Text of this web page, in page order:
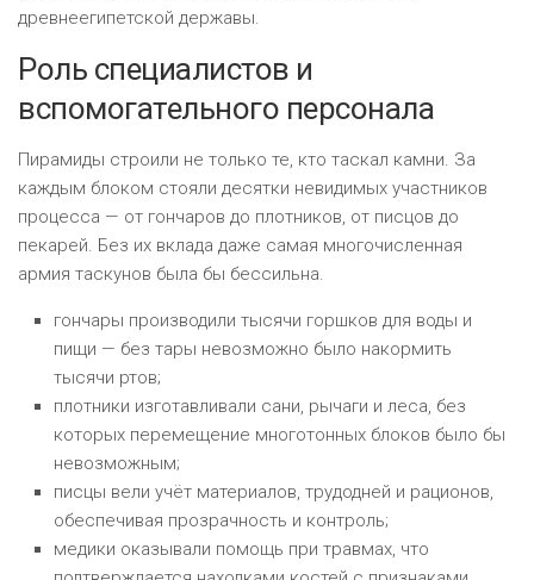
древнеегипетской державы.
Роль специалистов и
вспомогательного персонала
Пирамиды строили не только те, кто таскал камни. За
каждым блоком стояли десятки невидимых участников
процесса — от гончаров до плотников, от писцов до
пекарей. Без их вклада даже самая многочисленная
армия таскунов была бы бессильна.
гончары производили тысячи горшков для воды и
пищи — без тары невозможно было накормить
тысячи ртов;
плотники изготавливали сани, рычаги и леса, без
которых перемещение многотонных блоков было бы
невозможным;
писцы вели учёт материалов, трудодней и рационов,
обеспечивая прозрачность и контроль;
медики оказывали помощь при травмах, что